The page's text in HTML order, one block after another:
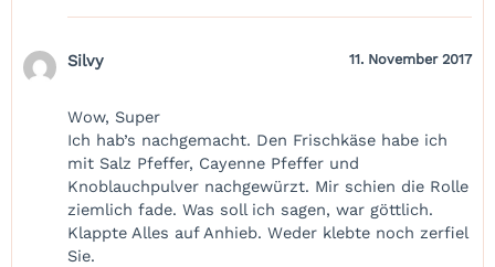
Silvy 11. November 2017
Wow, Super
Ich hab’s nachgemacht. Den Frischkäse habe ich
mit Salz Pfeffer, Cayenne Pfeffer und
Knoblauchpulver nachgewürzt. Mir schien die Rolle
ziemlich fade. Was soll ich sagen, war göttlich.
Klappte Alles auf Anhieb. Weder klebte noch zerfiel
Sie.